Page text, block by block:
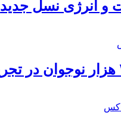
و انرژی نسل جدید